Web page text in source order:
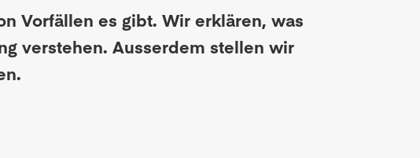
Vorfällen es gibt. Wir erklären, was
verstehen. Ausserdem stellen wir